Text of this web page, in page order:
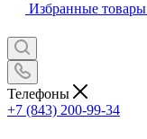
Избранные товары
Телефоны
+7 (843) 200-99-34